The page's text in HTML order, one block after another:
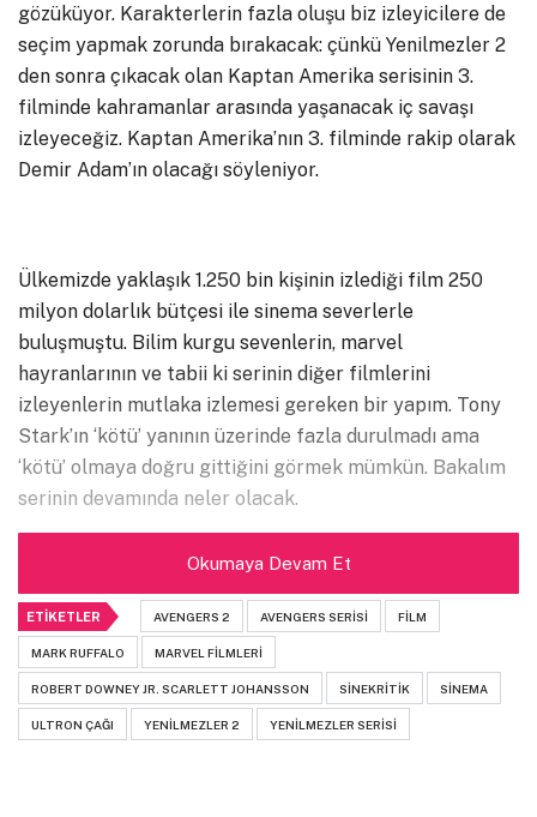
gözüküyor. Karakterlerin fazla oluşu biz izleyicilere de
seçim yapmak zorunda bırakacak: çünkü Yenilmezler 2
den sonra çıkacak olan Kaptan Amerika serisinin 3.
filminde kahramanlar arasında yaşanacak iç savaşı
izleyeceğiz. Kaptan Amerika’nın 3. filminde rakip olarak
Demir Adam’ın olacağı söyleniyor.
Ülkemizde yaklaşık 1.250 bin kişinin izlediği film 250
milyon dolarlık bütçesi ile sinema severlerle
buluşmuştu. Bilim kurgu sevenlerin, marvel
hayranlarının ve tabii ki serinin diğer filmlerini
izleyenlerin mutlaka izlemesi gereken bir yapım. Tony
Stark’ın ‘kötü’ yanının üzerinde fazla durulmadı ama
‘kötü’ olmaya doğru gittiğini görmek mümkün. Bakalım
serinin devamında neler olacak.
Okumaya Devam Et
ETIKETLER AVENGERS 2 AVENGERS SERISI FILM
MARK RUFFALO MARVEL FILMLERI
ROBERT DOWNEY JR. SCARLETT JOHANSSON SINEKRITIK SINEMA
ULTRON ÇAĞI YENILMEZLER 2 YENILMEZLER SERISI